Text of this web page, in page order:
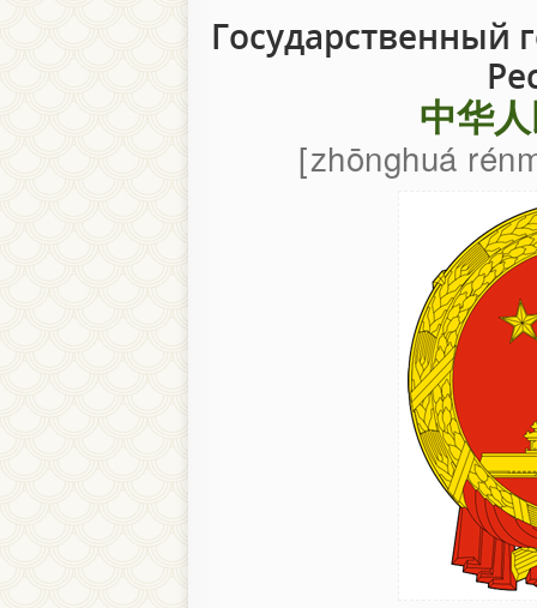
Государственный
中华
zhōnghuá